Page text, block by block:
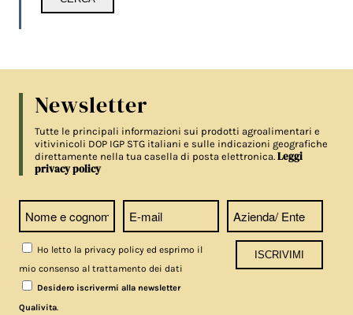
Newsletter
Tutte le principali informazioni sui prodotti agroalimentari e
vitivinicoli DOP IGP STG italiani e sulle indicazioni geografiche
direttamente nella tua casella di posta elettronica.Leggi
privacy policy
Ho letto la privacy policy ed esprimo il
mio consenso al trattamento dei dati
Desidero iscrivermi alla newsletter
Qualivita.